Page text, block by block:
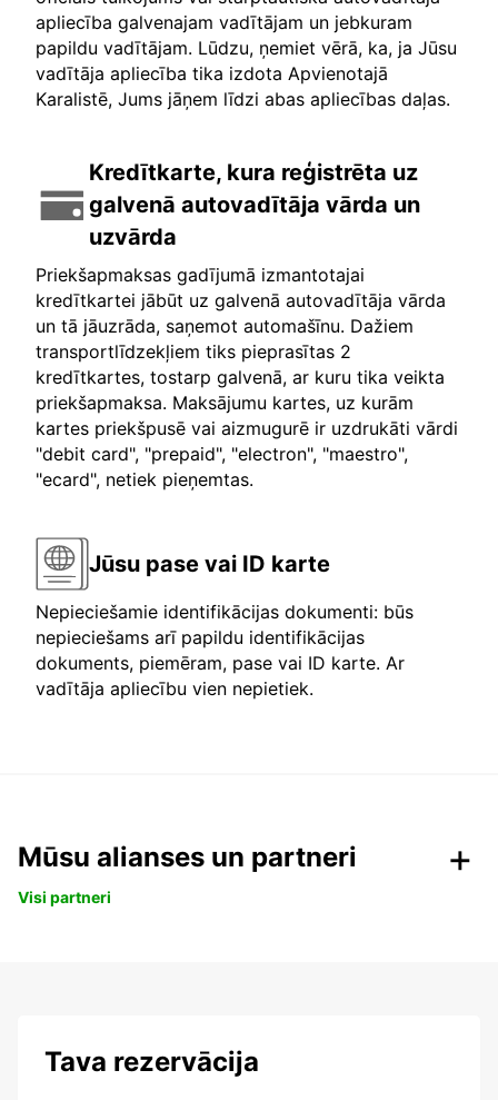
apliecība galvenajam vadītājam un jebkuram
papildu vadītājam. Lūdzu, ņemiet vērā, ka, ja Jūsu
vadītāja apliecība tika izdota Apvienotajā
Karalistē, Jums jāņem līdzi abas apliecības daļas.
Kredītkarte, kura reģistrēta uz
galvenā autovadītāja vārda un
uzvārda
Priekšapmaksas gadījumā izmantotajai
kredītkartei jābūt uz galvenā autovadītāja vārda
un tā jāuzrāda, saņemot automašīnu. Dažiem
transportlīdzekļiem tiks pieprasītas 2
kredītkartes, tostarp galvenā, ar kuru tika veikta
priekšapmaksa. Maksājumu kartes, uz kurām
kartes priekšpusē vai aizmugurē ir uzdrukāti vārdi
"debit card", "prepaid", "electron", "maestro",
"ecard", netiek pieņemtas.
Jūsu pase vai ID karte
Nepieciešamie identifikācijas dokumenti: būs
nepieciešams arī papildu identifikācijas
dokuments, piemēram, pase vai ID karte. Ar
vadītāja apliecību vien nepietiek.
Mūsu alianses un partneri
Visi partneri
Tava rezervācija